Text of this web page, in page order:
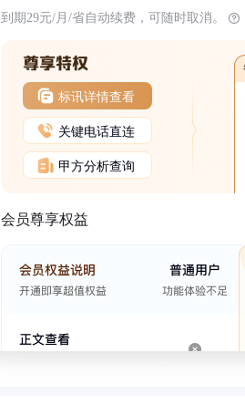
到期29元/月/省自动续费，可随时取消。
标讯详情查看
关键电话直连
甲方分析查询
会员尊享权益